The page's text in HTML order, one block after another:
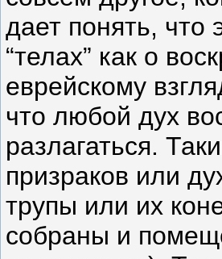
дает понять, что
“телах” как о
еврейскому
что любой дух
разлагаться.
призраков или
трупы или их
собраны и